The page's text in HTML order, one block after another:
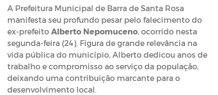
A Prefeitura Municipal de Barra de Santa Rosa
manifesta seu profundo pesar pelo falecimento do
ex-prefeito Alberto Nepomuceno, ocorrido nesta
segunda-feira (24). Figura de grande relevância na
vida pública do município, Alberto dedicou anos de
trabalho e compromisso ao serviço da população,
deixando uma contribuição marcante para o
desenvolvimento local.